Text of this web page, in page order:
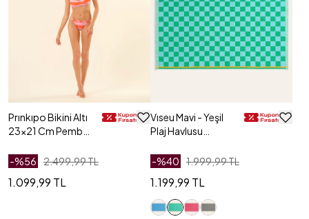
Prınkıpo Bikini Altı
23x21 Cm Pembe
-%56 2.499,99 TL
1.099,99 TL
Vıseu Mavi - Yeşil
Plaj Havlusu
-%40 1.999,99 TL
1.199,99 TL